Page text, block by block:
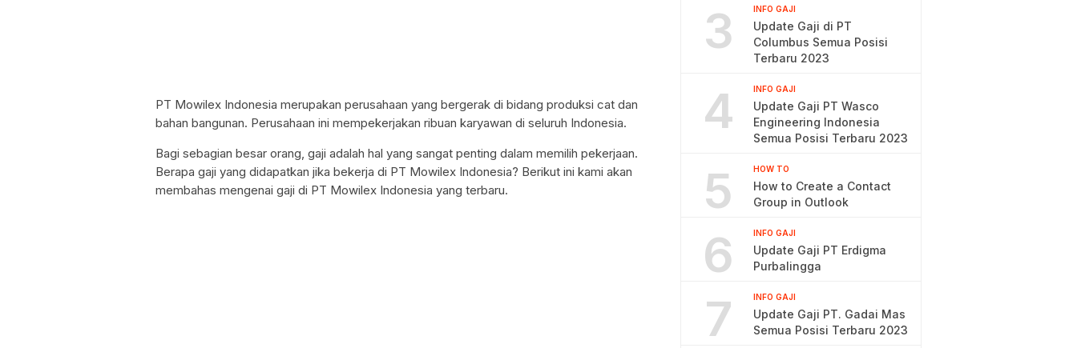
PT Mowilex Indonesia merupakan perusahaan yang bergerak di bidang produksi cat dan
bahan bangunan. Perusahaan ini mempekerjakan ribuan karyawan di seluruh Indonesia.
Bagi sebagian besar orang, gaji adalah hal yang sangat penting dalam memilih pekerjaan.
Berapa gaji yang didapatkan jika bekerja di PT Mowilex Indonesia? Berikut ini kami akan
membahas mengenai gaji di PT Mowilex Indonesia yang terbaru.
3 INFO GAJI
Update Gaji di PT
Columbus Semua Posisi
Terbaru 2023
4 INFO GAJI
Update Gaji PT Wasco
Engineering Indonesia
Semua Posisi Terbaru 2023
5 HOW TO
How to Create a Contact
Group in Outlook
6 INFO GAJI
Update Gaji PT Erdigma
Purbalingga
7 INFO GAJI
Update Gaji PT. Gadai Mas
Semua Posisi Terbaru 2023